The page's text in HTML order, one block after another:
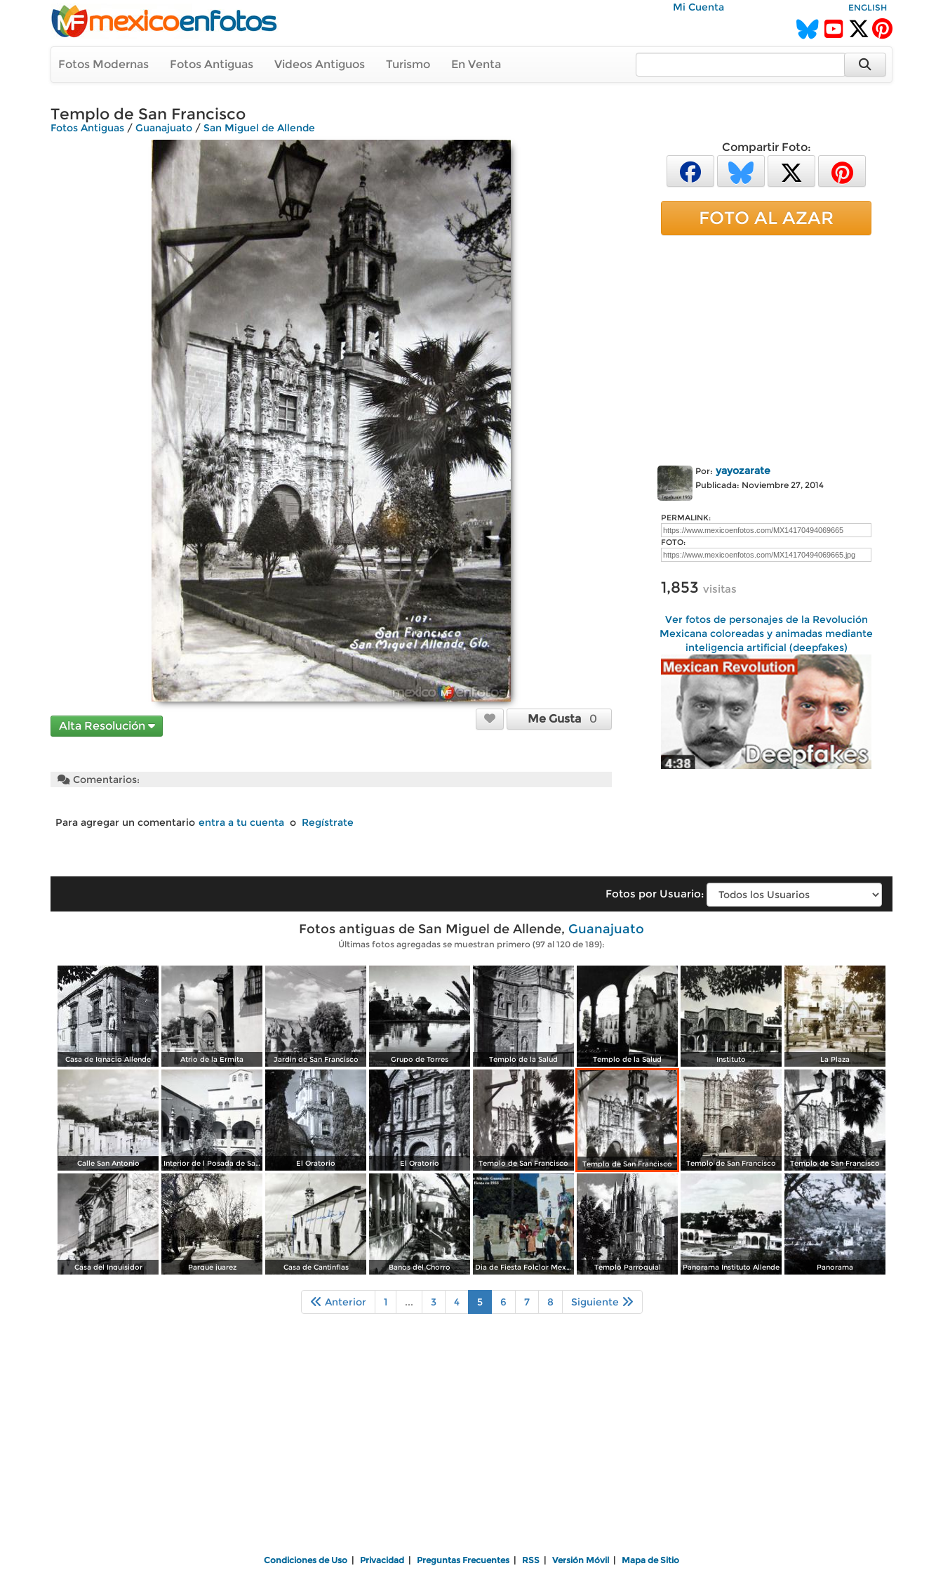
Mi Cuenta ENGLISH
Fotos Modernas Fotos Antiguas Videos Antiguos Turismo En Venta
Templo de San Francisco
Fotos Antiguas / Guanajuato / San Miguel de Allende
Alta Resolución
Me Gusta 0
Comentarios:
Para agregar un comentario entra a tu cuenta o Regístrate
Compartir Foto:
FOTO AL AZAR
Por: yayozarate
Publicada: Noviembre 27, 2014
PERMALINK:
FOTO:
1,853 visitas
Ver fotos de personajes de la Revolución
Mexicana coloreadas y animadas mediante
inteligencia artificial (deepfakes)
Fotos por Usuario:
Fotos antiguas de San Miguel de Allende, Guanajuato
Últimas fotos agregadas se muestran primero (97 al 120 de 189):
Casa de Ignacio Allende Atrio de la Ermita Jardin de San Francisco Grupo de Torres Templo de la Salud Templo de la Salud Instituto La Plaza
Calle San Antonio Interior de l Posada de San Francisco El Oratorio El Oratorio Templo de San Francisco Templo de San Francisco Templo de San Francisco Templo de San Francisco
Casa del Inquisidor Parque juarez Casa de Cantinflas Banos del Chorro Dia de Fiesta Folclor Mexicano Templo Parroquial Panorama Instituto Allende Panorama
Anterior 1 ... 3 4 5 6 7 8 Siguiente
Condiciones de Uso Privacidad Preguntas Frecuentes RSS Versión Móvil Mapa de Sitio